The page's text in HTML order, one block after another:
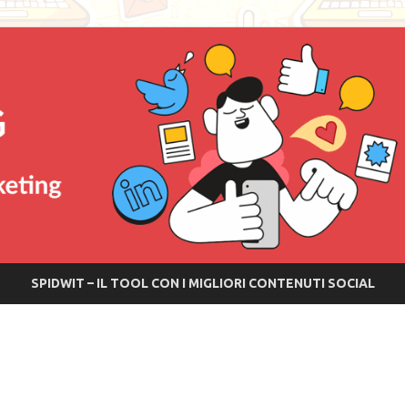
SPIDWIT – IL TOOL CON I MIGLIORI CONTENUTI SOCIAL